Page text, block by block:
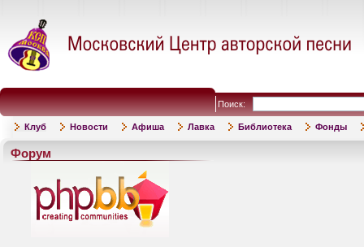
Поиск:
Клуб Новости Афиша Лавка Библиотека Фонды
Форум